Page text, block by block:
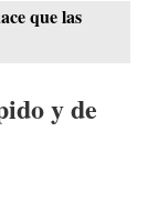
que las
y de